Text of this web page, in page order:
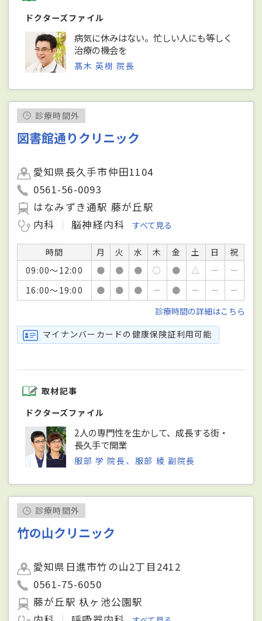
ドクターズファイル
病気に休みはない。忙しい人にも等しく
治療の機会を
髙木 英樹 院長
診療時間外
図書館通りクリニック
愛知県長久手市仲田1104
0561-56-0093
はなみずき通駅 藤が丘駅
内科
脳神経内科 すべて見る
時間 月 火 水 木 金 土 日
祝
09:00～12:00
● ● ● ○ ● △ －
－
16:00～19:00
● ● ● － ● － －
－
診療時間の詳細はこちら
マイナンバーカードの健康保険証利用可能
取材記事
ドクターズファイル
2人の専門性を生かして、成長する街・
長久手で開業
服部 学 院長、服部 綾 副院長
診療時間外
竹の山クリニック
愛知県日進市竹の山2丁目2412
0561-75-6050
藤が丘駅 杁ヶ池公園駅